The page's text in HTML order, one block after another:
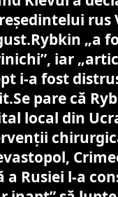
rus
„a
iar
i-a fost
pare că
local din
Rusiei l-a